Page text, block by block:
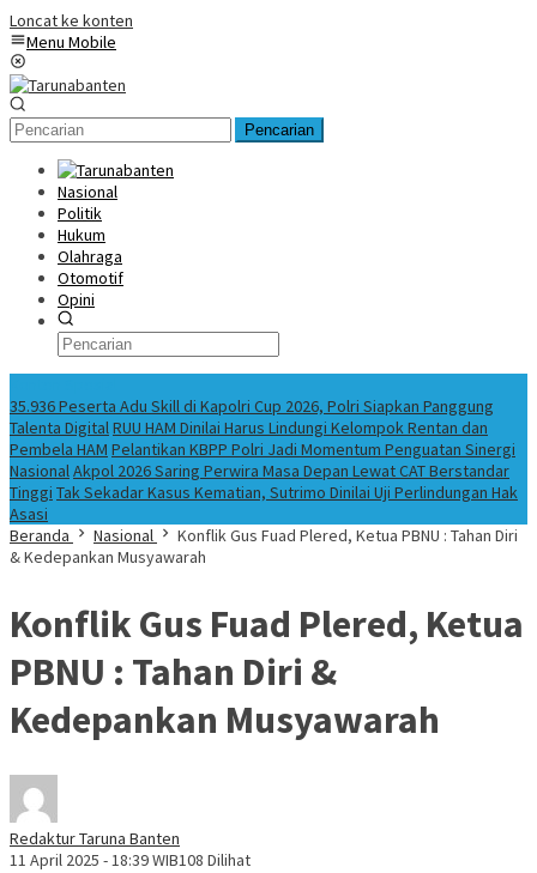
Loncat ke konten
Menu Mobile
Pencarian
Nasional
Politik
Hukum
Olahraga
Otomotif
Opini
35.936 Peserta Adu Skill di Kapolri Cup 2026, Polri Siapkan Panggung
Talenta DigitalRUU HAM Dinilai Harus Lindungi Kelompok Rentan dan
Pembela HAM Pelantikan KBPP Polri Jadi Momentum Penguatan Sinergi
NasionalAkpol 2026 Saring Perwira Masa Depan Lewat CAT Berstandar
Tinggi Tak Sekadar Kasus Kematian, Sutrimo Dinilai Uji Perlindungan Hak
Asasi
Beranda
Nasional
Konflik Gus Fuad Plered, Ketua PBNU : Tahan Diri
& Kedepankan Musyawarah
Konflik Gus Fuad Plered, Ketua
PBNU : Tahan Diri &
Kedepankan Musyawarah
Redaktur Taruna Banten
11 April 2025 - 18:39 WIB108 Dilihat